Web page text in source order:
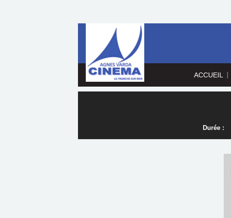
ACCUEIL |
Durée :